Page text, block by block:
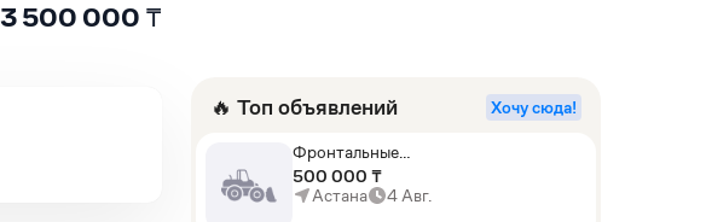
3 500 000 ₸
🔥 Топ объявлений Хочу сюда!
Фронтальные
погрузчики,Экскаваторы-
погрузчики,Мини-
погрузчики,Горные
500 000 ₸
Астана
4 Авг.